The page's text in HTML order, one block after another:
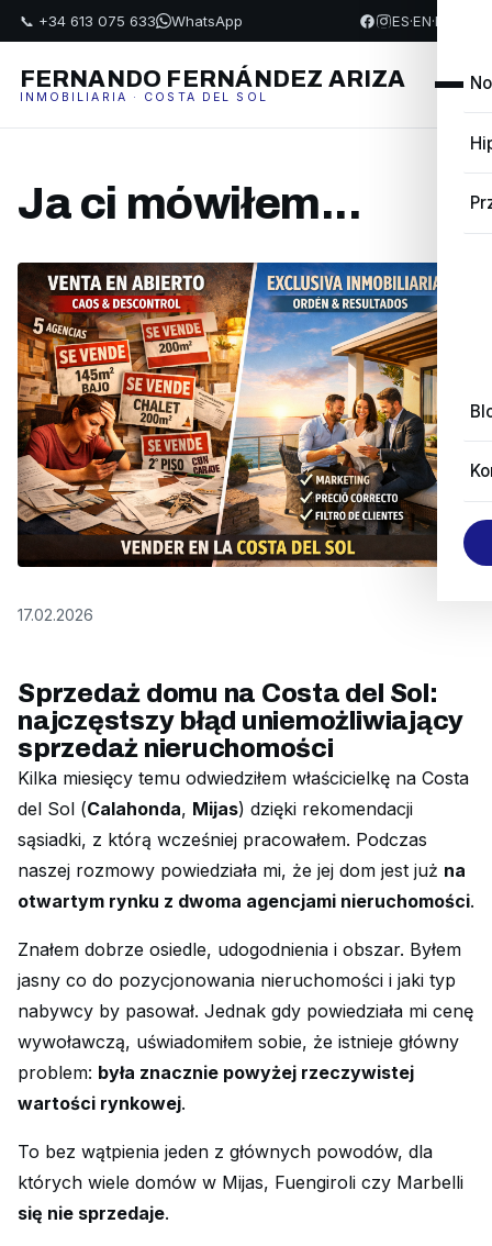
📞 +34 613 075 633 WhatsApp ES·EN·FR
FERNANDO FERNÁNDEZ ARIZA
INMOBILIARIA · COSTA DEL SOL
Ja ci mówiłem...
17.02.2026
Sprzedaż domu na Costa del Sol:
najczęstszy błąd uniemożliwiający
sprzedaż nieruchomości
Kilka miesięcy temu odwiedziłem właścicielkę na Costa
del Sol (Calahonda, Mijas) dzięki rekomendacji
sąsiadki, z którą wcześniej pracowałem. Podczas
naszej rozmowy powiedziała mi, że jej dom jest już na
otwartym rynku z dwoma agencjami nieruchomości.
Znałem dobrze osiedle, udogodnienia i obszar. Byłem
jasny co do pozycjonowania nieruchomości i jaki typ
nabywcy by pasował. Jednak gdy powiedziała mi cenę
wywoławczą, uświadomiłem sobie, że istnieje główny
problem: była znacznie powyżej rzeczywistej
wartości rynkowej.
To bez wątpienia jeden z głównych powodów, dla
których wiele domów w Mijas, Fuengiroli czy Marbelli
się nie sprzedaje.